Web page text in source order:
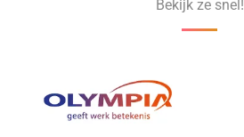
Bekijk ze snel!